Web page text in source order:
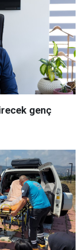
genç